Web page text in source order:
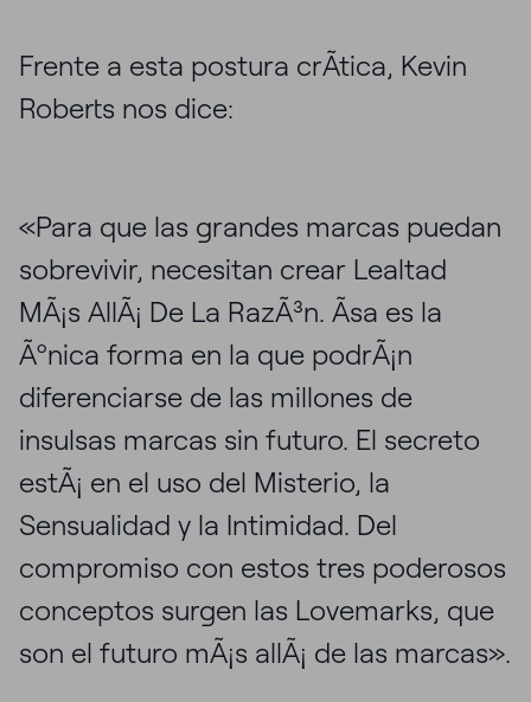
Frente a esta postura crÃ­tica, Kevin
Roberts nos dice:
«Para que las grandes marcas puedan
sobrevivir, necesitan crear Lealtad
MÃ¡s AllÃ¡ De La RazÃ³n. Ãsa es la
Ãºnica forma en la que podrÃ¡n
diferenciarse de las millones de
insulsas marcas sin futuro. El secreto
estÃ¡ en el uso del Misterio, la
Sensualidad y la Intimidad. Del
compromiso con estos tres poderosos
conceptos surgen las Lovemarks, que
son el futuro mÃ¡s allÃ¡ de las marcas».